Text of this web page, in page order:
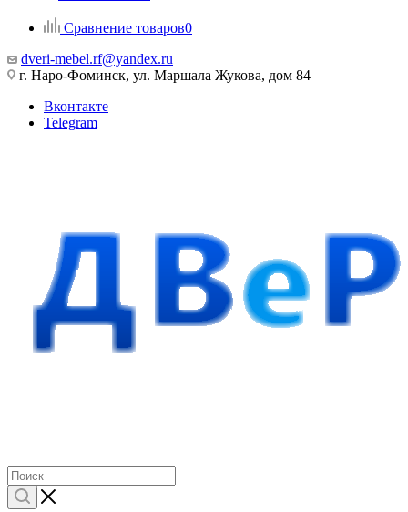
Сравнение товаров0
dveri-mebel.rf@yandex.ru
г. Наро-Фоминск, ул. Маршала Жукова, дом 84
Вконтакте
Telegram